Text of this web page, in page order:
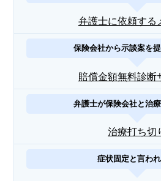
弁護士に依頼する
保険会社から示談案を
賠償金額無料診断
弁護士が保険会社と治
治療打ち切
症状固定と言わ